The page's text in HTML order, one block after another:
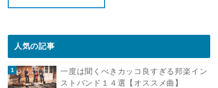
人気の記事
一度は聞くべきカッコ良すぎる邦楽イン
ストバンド１４選【オススメ曲】